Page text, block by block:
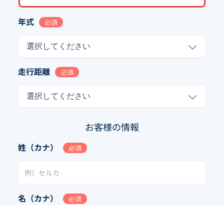
年式 必須
選択してください
走行距離 必須
選択してください
お客様の情報
姓（カナ） 必須
名（カナ） 必須